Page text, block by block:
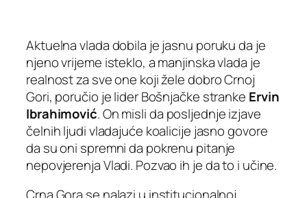
Aktuelna vlada dobila je jasnu poruku da je
njeno vrijeme isteklo, a manjinska vlada je
realnost za sve one koji žele dobro Crnoj
Gori, poručio je lider Bošnjačke stranke Ervin
Ibrahimović. On misli da posljednje izjave
čelnih ljudi vladajuće koalicije jasno govore
da su oni spremni da pokrenu pitanje
nepovjerenja Vladi. Pozvao ih je da to i učine.